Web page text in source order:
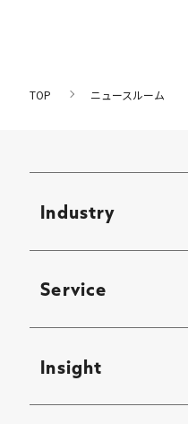
TOP ニュースルーム
Industry
Service
Insight